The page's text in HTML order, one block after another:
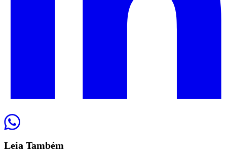
Leia Também